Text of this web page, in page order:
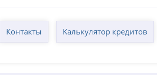
Контакты Калькулятор кредитов